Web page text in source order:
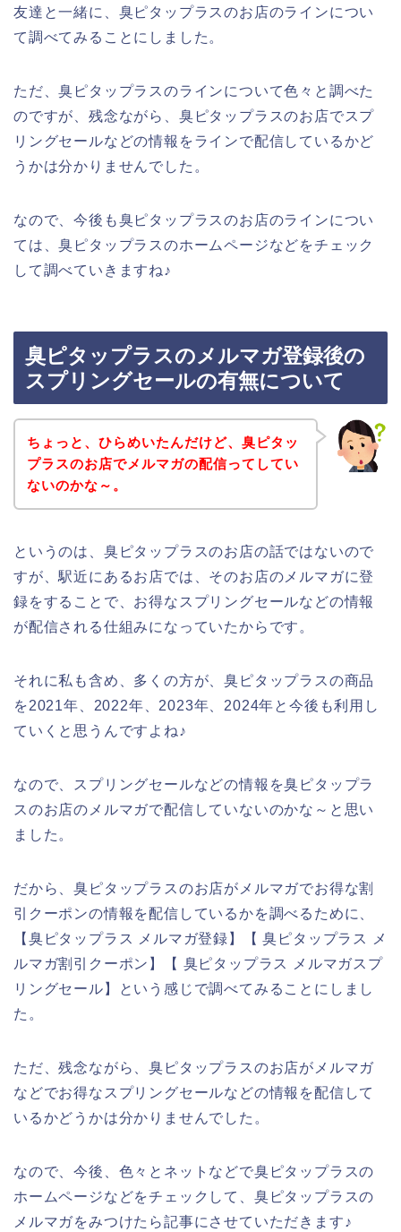
友達と一緒に、臭ピタップラスのお店のラインについ
て調べてみることにしました。
ただ、臭ピタップラスのラインについて色々と調べた
のですが、残念ながら、臭ピタップラスのお店でスプ
リングセールなどの情報をラインで配信しているかど
うかは分かりませんでした。
なので、今後も臭ピタップラスのお店のラインについ
ては、臭ピタップラスのホームページなどをチェック
して調べていきますね♪
臭ピタップラスのメルマガ登録後の
スプリングセールの有無について
ちょっと、ひらめいたんだけど、臭ピタッ
プラスのお店でメルマガの配信ってしてい
ないのかな～。
というのは、臭ピタップラスのお店の話ではないので
すが、駅近にあるお店では、そのお店のメルマガに登
録をすることで、お得なスプリングセールなどの情報
が配信される仕組みになっていたからです。
それに私も含め、多くの方が、臭ピタップラスの商品
を2021年、2022年、2023年、2024年と今後も利用し
ていくと思うんですよね♪
なので、スプリングセールなどの情報を臭ピタップラ
スのお店のメルマガで配信していないのかな～と思い
ました。
だから、臭ピタップラスのお店がメルマガでお得な割
引クーポンの情報を配信しているかを調べるために、
【臭ピタップラス メルマガ登録】【 臭ピタップラス メ
ルマガ割引クーポン】【 臭ピタップラス メルマガスプ
リングセール】という感じで調べてみることにしまし
た。
ただ、残念ながら、臭ピタップラスのお店がメルマガ
などでお得なスプリングセールなどの情報を配信して
いるかどうかは分かりませんでした。
なので、今後、色々とネットなどで臭ピタップラスの
ホームページなどをチェックして、臭ピタップラスの
メルマガをみつけたら記事にさせていただきます♪